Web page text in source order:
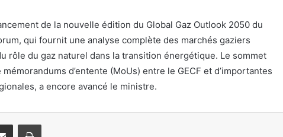
de la nouvelle édition du Global Gaz Outlook 2050 du
qui fournit une analyse complète des marchés gaziers
rôle du gaz naturel dans la transition énergétique. Le sommet
d’entente (MoUs) entre le GECF et d’importantes
a encore avancé le ministre.
Partager par email Imprimer